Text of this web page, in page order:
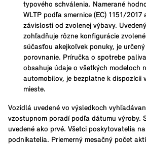
typového schválenia. Namerané
WLTP podľa smernice (EC) 1151/
závislosti od zvolenej výbavy.
zohľadňuje rôzne konfigurácie
súčasťou akejkoľvek ponuky, je
porovnanie. Príručka o spotrebe
obsahuje údaje o všetkých modeloch
automobilov, je bezplatne k dispozícii
mieste.
Vozidlá uvedené vo výsledkoch
vzostupnom poradí podľa dátumu výroby.
uvedené ako prvé. Všetci poskytovatelia
podnikatelia. Priemerný mesačný počet